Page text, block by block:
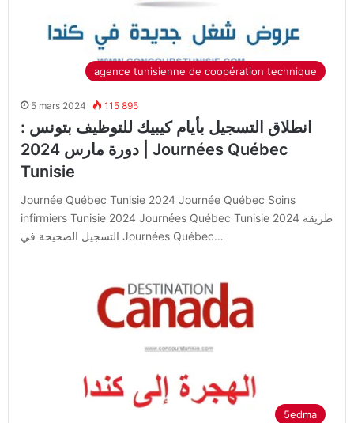
agence tunisienne de coopération technique
5 mars 2024 115 895
انطلاق التسجيل بأيام كيبيك للتوظيف بتونس :
دورة مارس 2024 | Journées Québec
Tunisie
Journée Québec Tunisie 2024 Journée Québec Soins
infirmiers Tunisie 2024 Journées Québec Tunisie 2024 طريقة
التسجيل الصحيحة في Journées Québec…
5edma